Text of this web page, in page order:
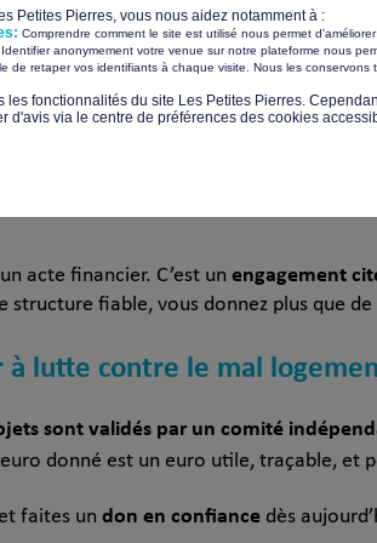
donner ?Il est important de
sa vision du monde et ses intérêts.
dans le secteur sportif, social,
Restos du cœur, Le Secours
qui ont reçu le plus
acte financier. C’est un engagement
fiable, vous donnez plus que de
lutte contre le mal
sont validés par un comité
euro donné est un euro utile, traçable, et
faites un don en confiancedès
Petites Pierres, vous nous aidez notamment à :
Comprendre comment le site est utilisé nous permet
Identifier anonymement votre venue sur notre plateforme nous
de retaper vos identifiants à chaque visite. Nous les conservons
les fonctionnalités du site Les Petites Pierres.
d'avis via le centre de préférences des cookies